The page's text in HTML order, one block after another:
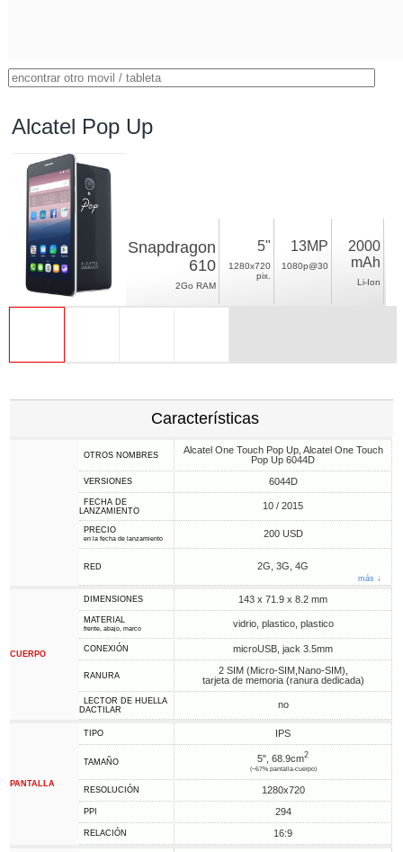
Alcatel Pop Up
Snapdragon
610
2Go RAM
5"
1280x720
pix.
13MP
1080p@30
2000
mAh
Li-Ion
Características
OTROS NOMBRES
Alcatel One Touch Pop Up, Alcatel One Touch
Pop Up 6044D
VERSIONES 6044D
FECHA DE
LANZAMIENTO
10 / 2015
PRECIO
en la fecha de lanzamiento 200 USD
RED 2G, 3G, 4G
más ↓
CUERPO
DIMENSIONES 143 x 71.9 x 8.2 mm
MATERIAL
frente, abajo, marco vidrio, plastico, plastico
CONEXIÓN microUSB, jack 3.5mm
RANURA
2 SIM (Micro-SIM,Nano-SIM),
tarjeta de memoria (ranura dedicada)
LECTOR DE HUELLA
DACTILAR
no
PANTALLA
TIPO IPS
TAMAÑO 5", 68.9cm2
(~67% pantalla-cuerpo)
RESOLUCIÓN 1280x720
PPI 294
RELACIÓN 16:9